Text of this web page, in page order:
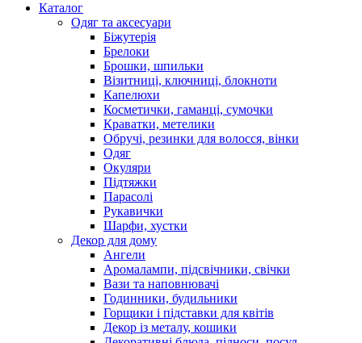
Каталог
Oдяг та аксесуари
Біжутерія
Брелоки
Брошки, шпильки
Візитниці, ключниці, блокноти
Капелюхи
Косметички, гаманці, сумочки
Краватки, метелики
Обручі, резинки для волосся, вінки
Одяг
Окуляри
Підтяжки
Парасолі
Рукавички
Шарфи, хустки
Декор для дому
Ангели
Аромалампи, підсвічники, свічки
Вази та наповнювачі
Годинники, будильники
Горщики і підставки для квітів
Декор із металу, кошики